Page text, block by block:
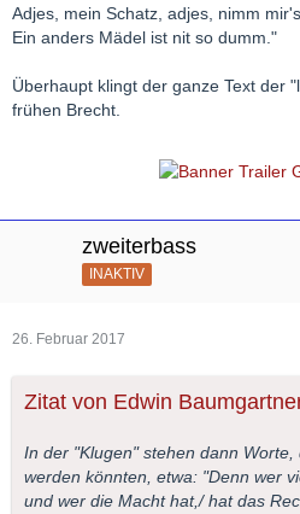
Adjes, mein Schatz, adjes, nimm
Ein anders Mädel ist nit so dumm."
Überhaupt klingt der ganze Text der
frühen Brecht.
zweiterbass
INAKTIV
26. Februar 2017
Zitat von Edwin
In der "Klugen" stehen dann
werden könnten, etwa: "Denn wer
und wer die Macht hat,/ hat das